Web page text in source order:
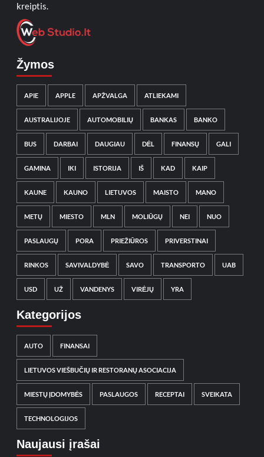
kreiptis.
Žymos
APIE APPLE APŽVALGA ATLIEKAMI
AUSTRALIJOJE AUTOMOBILIŲ BANKAS BANKO
BUS DARBAI DAUGIAU DĖL FINANSŲ GALI
GAMINA IKI ISTORIJA IŠ KAD KAIP
KAUNE KAUNO LIETUVOS MAISTO MANO
METŲ MIESTO MLN MOLIŪGŲ NEI NUO
PASLAUGŲ PORA PRIEŽIŪROS PRIVERSTINAI
RINKOS SAVIVALDYBĖ SAVO TRANSPORTO UAB
USD UŽ VANDENYS VIRĖJŲ YRA
Kategorijos
AUTO FINANSAI
LIETUVOS VIEŠBUČIŲ IR RESTORANŲ ASOCIACIJA
MIESTŲ ĮDOMYBĖS PASLAUGOS RECEPTAI SVEIKATA
TECHNOLOGIJOS
Naujausi įrašai